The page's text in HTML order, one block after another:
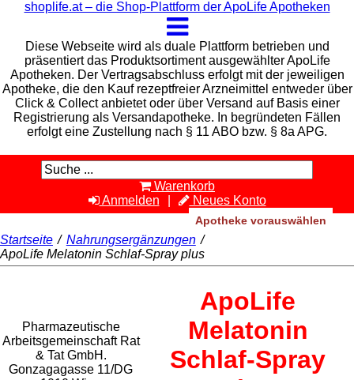
shoplife.at – die Shop-Plattform der ApoLife Apotheken
Diese Webseite wird als duale Plattform betrieben und
präsentiert das Produktsortiment ausgewählter ApoLife
Apotheken. Der Vertragsabschluss erfolgt mit der jeweiligen
Apotheke, die den Kauf rezeptfreier Arzneimittel entweder über
Click & Collect anbietet oder über Versand auf Basis einer
Registrierung als Versandapotheke. In begründeten Fällen
erfolgt eine Zustellung nach § 11 ABO bzw. § 8a APG.
Warenkorb
Anmelden
Neues Konto
Apotheke vorauswählen
Startseite / Nahrungsergänzungen /
ApoLife Melatonin Schlaf-Spray plus
ApoLife
Melatonin
Schlaf-Spray
Pharmazeutische
Arbeitsgemeinschaft Rat
& Tat GmbH.
Gonzagagasse 11/DG